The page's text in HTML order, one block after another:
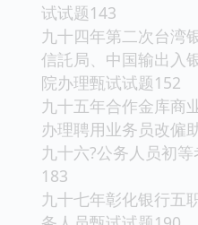
试试题143
九十四年第二次台湾
信託局、中国输出入
院办理甄试试题152
九十五年合作金库商
办理聘用业务员改僱
九十六?公务人员初
183
九十七年彰化银行五